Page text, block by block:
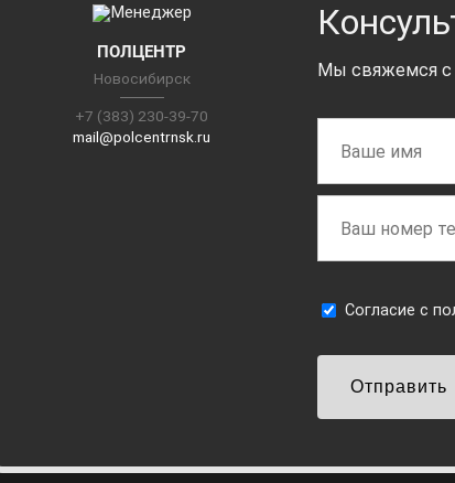
ПОЛЦЕНТР
Новосибирск
+7 (383) 230-39-70
mail@polcentrnsk.ru
Мы свяжемся с
Cогласие с
Отправить